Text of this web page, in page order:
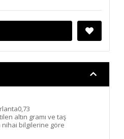
altın gramı ve taş
bilgilerine göre